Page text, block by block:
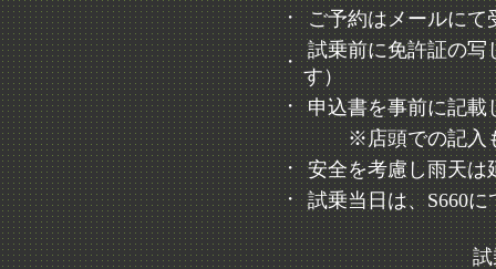
・ ご予約はメールにて
・
試乗前に免許証の写
す）
・
申込書を事前に記載
※店頭での記入
・ 安全を考慮し雨天は
・ 試乗当日は、S660